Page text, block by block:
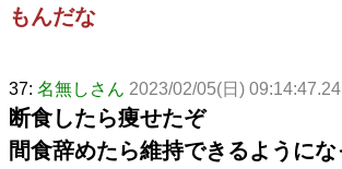
もんだな
37: 名無しさん 2023/02/05(日)
断食したら痩せたぞ
間食辞めたら維持できるようにな